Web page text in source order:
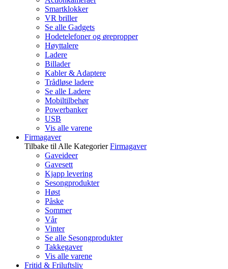
Smartklokker
VR briller
Se alle Gadgets
Hodetelefoner og ørepropper
Høyttalere
Ladere
Billader
Kabler & Adaptere
Trådløse ladere
Se alle Ladere
Mobiltilbehør
Powerbanker
USB
Vis alle varene
Firmagaver
Tilbake til Alle Kategorier Firmagaver
Gaveideer
Gavesett
Kjapp levering
Sesongprodukter
Høst
Påske
Sommer
Vår
Vinter
Se alle Sesongprodukter
Takkegaver
Vis alle varene
Fritid & Friluftsliv